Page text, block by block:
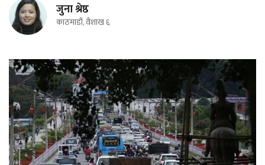
जुना श्रेष्ठ
काठमाडौं, वैशाख ६